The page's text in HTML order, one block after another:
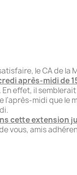
le CA de la
après-midi de
En effet, il
l'après-midi que le
.
cette extension
vous, amis